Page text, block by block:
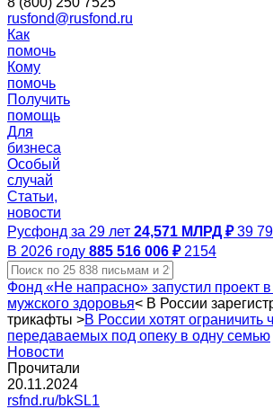
rusfond@rusfond.ru
Как
помочь
Кому
помочь
Получить
помощь
Для
бизнеса
Особый
случай
Статьи,
новости
Русфонд за 29 лет 24,571 МЛРД ₽ 39
В 2026 году 885 516 006 ₽ 2154
Фонд «Не напрасно» запустил проект
мужского здоровья< В России
трикафты >В России хотят ограничить
передаваемых под опеку в одну семью
Новости
Прочитали
20.11.2024
rsfnd.ru/bkSL1